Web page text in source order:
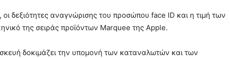
δεξιότητες αναγνώρισης του προσώπου face ID και η τιμή των
της σειράς προϊόντων Marquee της Apple.
δοκιμάζει την υπομονή των καταναλωτών και των